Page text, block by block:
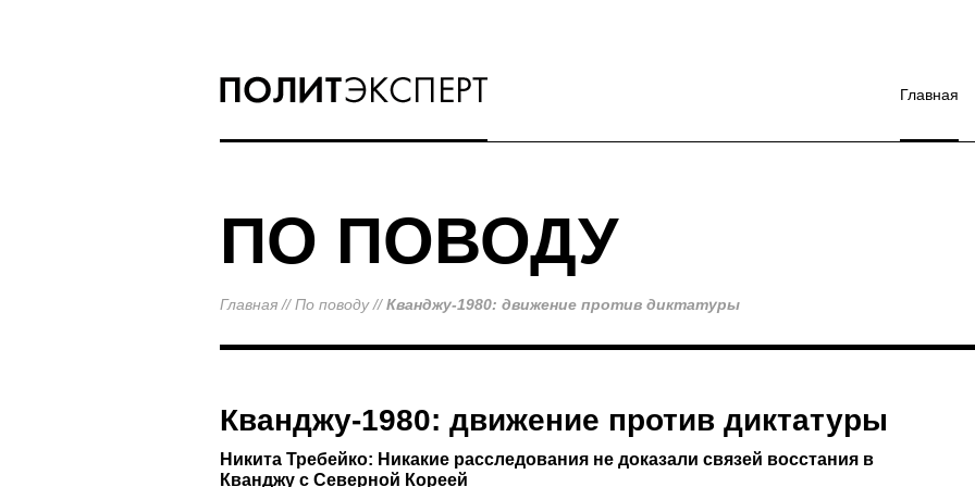
Главная
ПО ПОВОДУ
Главная //По поводу//Кванджу-1980: движение против диктатуры
Кванджу-1980: движение против диктатуры
Никита Требейко: Никакие расследования не доказали связей восстания в
Кванджу с Северной Кореей